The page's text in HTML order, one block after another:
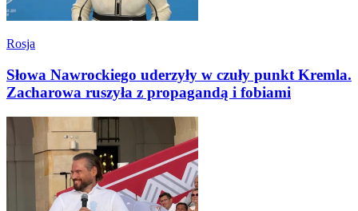
Rosja
Słowa Nawrockiego uderzyły w czuły punkt Kremla.
Zacharowa ruszyła z propagandą i fobiami